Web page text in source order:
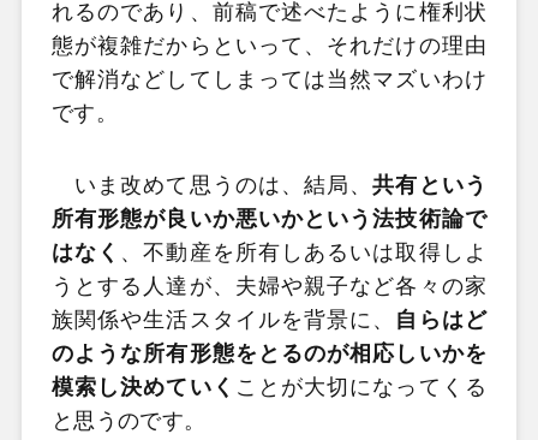
れるのであり、前稿で述べたように権利状
態が複雑だからといって、それだけの理由
で解消などしてしまっては当然マズいわけ
です。
いま改めて思うのは、結局、共有という
所有形態が良いか悪いかという法技術論で
はなく 、不動産を所有しあるいは取得しよ
うとする人達が、夫婦や親子など各々の家
族関係や生活スタイルを背景に、 自らはど
のような所有形態をとるのが相応しいかを
模索し決めていく ことが大切になってくる
と思うのです。